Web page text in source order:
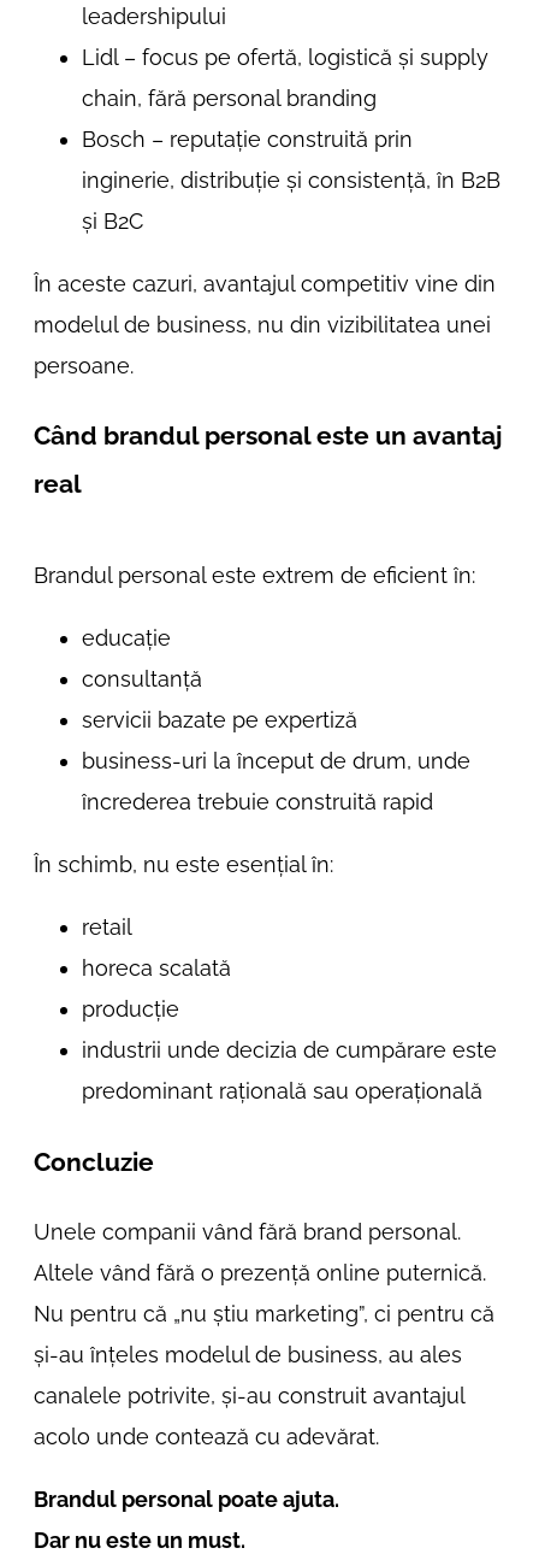
leadershipului
Lidl – focus pe ofertă, logistică și supply
chain, fără personal branding
Bosch – reputație construită prin
inginerie, distribuție și consistență, în B2B
și B2C
În aceste cazuri, avantajul competitiv vine din
modelul de business, nu din vizibilitatea unei
persoane.
Când brandul personal este un avantaj
real
Brandul personal este extrem de eficient în:
educație
consultanță
servicii bazate pe expertiză
business-uri la început de drum, unde
încrederea trebuie construită rapid
În schimb, nu este esențial în:
retail
horeca scalată
producție
industrii unde decizia de cumpărare este
predominant rațională sau operațională
Concluzie
Unele companii vând fără brand personal.
Altele vând fără o prezență online puternică.
Nu pentru că „nu știu marketing”, ci pentru că
și-au înțeles modelul de business, au ales
canalele potrivite, și-au construit avantajul
acolo unde contează cu adevărat.
Brandul personal poate ajuta.
Dar nu este un must.